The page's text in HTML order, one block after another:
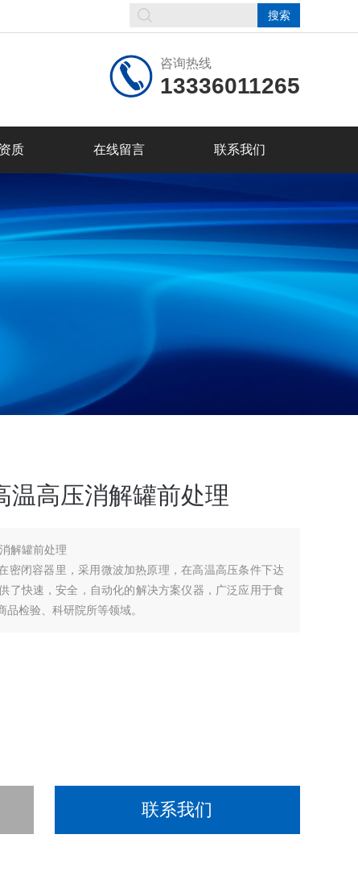
咨询热线
13336011265
质 在线留言 联系我们
温高压消解罐前处理
高温高压消解罐前处理
密闭容器里，采用微波加热原理，在高温高压条件下达
了快速，安全，自动化的解决方案仪器，广泛应用于食
检验、科研院所等领域。
联系我们